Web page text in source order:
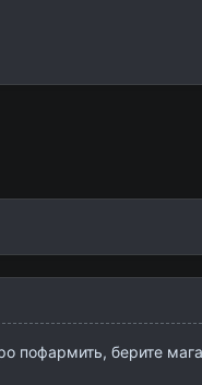
пофармить, берите